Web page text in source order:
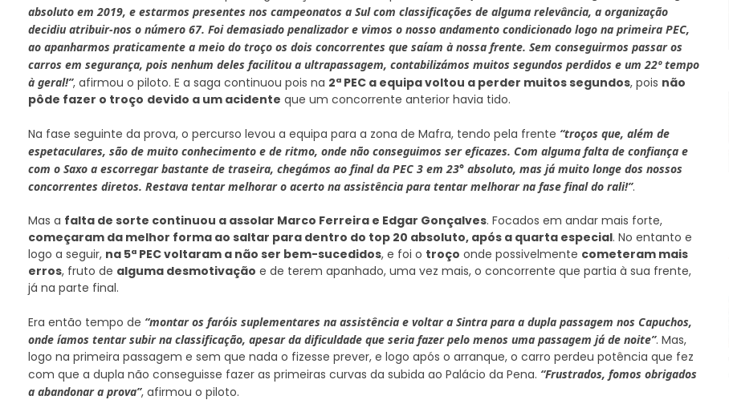
absoluto em 2019, e estarmos presentes nos campeonatos a Sul com classificações de alguma relevância, a organização
decidiu atribuir-nos o número 67. Foi demasiado penalizador e vimos o nosso andamento condicionado logo na primeira PEC,
ao apanharmos praticamente a meio do troço os dois concorrentes que saíam à nossa frente. Sem conseguirmos passar os
carros em segurança, pois nenhum deles facilitou a ultrapassagem, contabilizámos muitos segundos perdidos e um 22º tempo
à geral!”, afirmou o piloto. E a saga continuou pois na 2ª PEC a equipa voltou a perder muitos segundos, pois não
pôde fazer o troço devido a um acidente que um concorrente anterior havia tido.
Na fase seguinte da prova, o percurso levou a equipa para a zona de Mafra, tendo pela frente “troços que, além de
espetaculares, são de muito conhecimento e de ritmo, onde não conseguimos ser eficazes. Com alguma falta de confiança e
com o Saxo a escorregar bastante de traseira, chegámos ao final da PEC 3 em 23° absoluto, mas já muito longe dos nossos
concorrentes diretos. Restava tentar melhorar o acerto na assistência para tentar melhorar na fase final do rali!”.
Mas a falta de sorte continuou a assolar Marco Ferreira e Edgar Gonçalves. Focados em andar mais forte,
começaram da melhor forma ao saltar para dentro do top 20 absoluto, após a quarta especial. No entanto e
logo a seguir, na 5ª PEC voltaram a não ser bem-sucedidos, e foi o troço onde possivelmente cometeram mais
erros, fruto de alguma desmotivação e de terem apanhado, uma vez mais, o concorrente que partia à sua frente,
já na parte final.
Era então tempo de “montar os faróis suplementares na assistência e voltar a Sintra para a dupla passagem nos Capuchos,
onde íamos tentar subir na classificação, apesar da dificuldade que seria fazer pelo menos uma passagem já de noite”. Mas,
logo na primeira passagem e sem que nada o fizesse prever, e logo após o arranque, o carro perdeu potência que fez
com que a dupla não conseguisse fazer as primeiras curvas da subida ao Palácio da Pena. “Frustrados, fomos obrigados
a abandonar a prova”, afirmou o piloto.